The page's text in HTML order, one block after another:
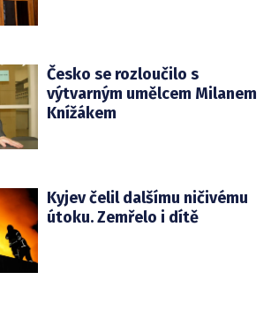
Česko se rozloučilo s
výtvarným umělcem Milanem
Knížákem
Kyjev čelil dalšímu ničivému
útoku. Zemřelo i dítě